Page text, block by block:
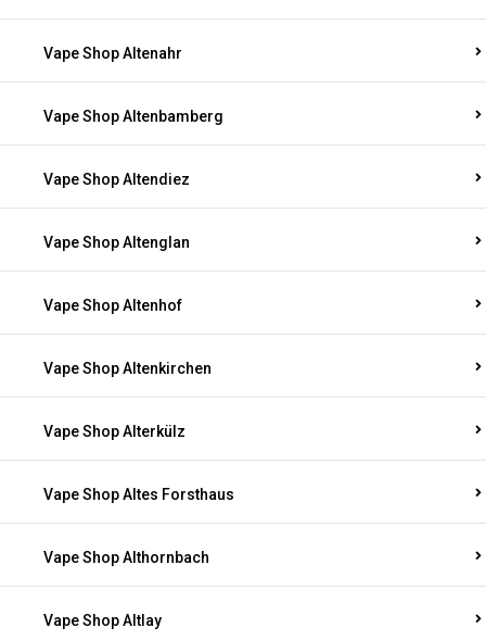
Vape Shop Altenahr
Vape Shop Altenbamberg
Vape Shop Altendiez
Vape Shop Altenglan
Vape Shop Altenhof
Vape Shop Altenkirchen
Vape Shop Alterkülz
Vape Shop Altes Forsthaus
Vape Shop Althornbach
Vape Shop Altlay